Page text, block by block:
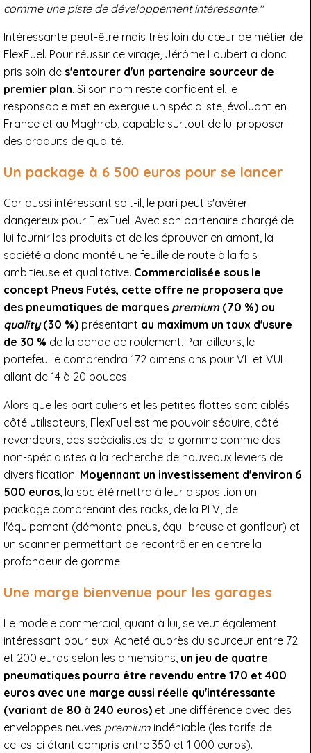
comme une piste de développement intéressante."
Intéressante peut-être mais très loin du cœur de métier de
FlexFuel. Pour réussir ce virage, Jérôme Loubert a donc
pris soin de s'entourer d'un partenaire sourceur de
premier plan. Si son nom reste confidentiel, le
responsable met en exergue un spécialiste, évoluant en
France et au Maghreb, capable surtout de lui proposer
des produits de qualité.
Un package à 6 500 euros pour se lancer
Car aussi intéressant soit-il, le pari peut s'avérer
dangereux pour FlexFuel. Avec son partenaire chargé de
lui fournir les produits et de les éprouver en amont, la
société a donc monté une feuille de route à la fois
ambitieuse et qualitative. Commercialisée sous le
concept Pneus Futés, cette offre ne proposera que
des pneumatiques de marques premium(70 %) ou
quality(30 %) présentant au maximum un taux d'usure
de 30 % de la bande de roulement. Par ailleurs, le
portefeuille comprendra 172 dimensions pour VL et VUL
allant de 14 à 20 pouces.
Alors que les particuliers et les petites flottes sont ciblés
côté utilisateurs, FlexFuel estime pouvoir séduire, côté
revendeurs, des spécialistes de la gomme comme des
non-spécialistes à la recherche de nouveaux leviers de
diversification. Moyennant un investissement d'environ 6
500 euros , la société mettra à leur disposition un
package comprenant des racks, de la PLV, de
l'équipement (démonte-pneus, équilibreuse et gonfleur) et
un scanner permettant de recontrôler en centre la
profondeur de gomme.
Une marge bienvenue pour les garages
Le modèle commercial, quant à lui, se veut également
intéressant pour eux. Acheté auprès du sourceur entre 72
et 200 euros selon les dimensions, un jeu de quatre
pneumatiques pourra être revendu entre 170 et 400
euros avec une marge aussi réelle qu'intéressante
(variant de 80 à 240 euros) et une différence avec des
enveloppes neuves premium indéniable (les tarifs de
celles-ci étant compris entre 350 et 1 000 euros).